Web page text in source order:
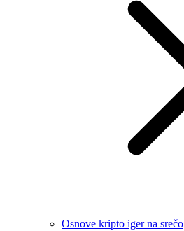
Osnove kripto iger na srečo